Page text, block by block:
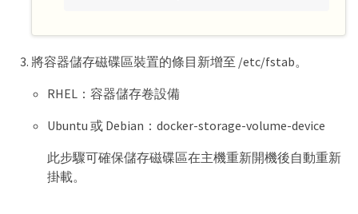
將容器儲存磁碟區裝置的條目新增至 /etc/fstab。
RHEL：容器儲存卷設備
Ubuntu 或 Debian：docker-storage-volume-device
此步驟可確保儲存磁碟區在主機重新開機後自動重新
掛載。